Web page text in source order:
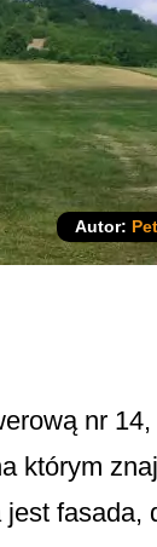
Autor:
nr
którym
jest fasada,